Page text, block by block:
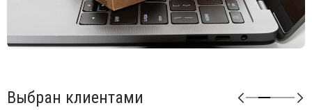
Выбран клиентами